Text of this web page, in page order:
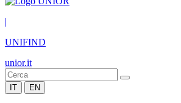
|
UNIFIND
unior.it
IT EN